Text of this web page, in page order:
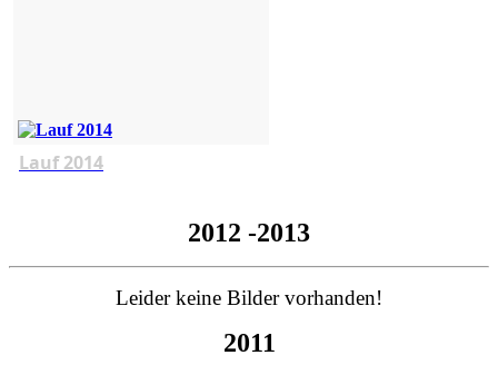
Lauf 2014
2012 -2013
Leider keine Bilder vorhanden!
2011